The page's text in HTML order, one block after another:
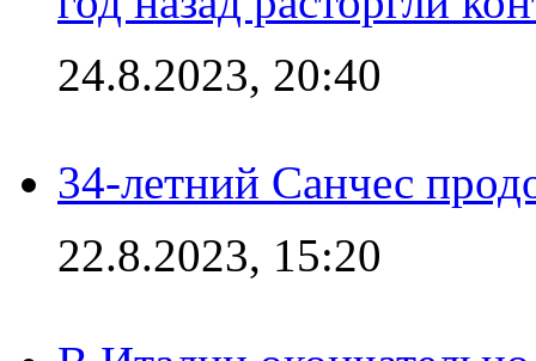
24.8.2023, 20:40
34-летний Санчес
22.8.2023, 15:20